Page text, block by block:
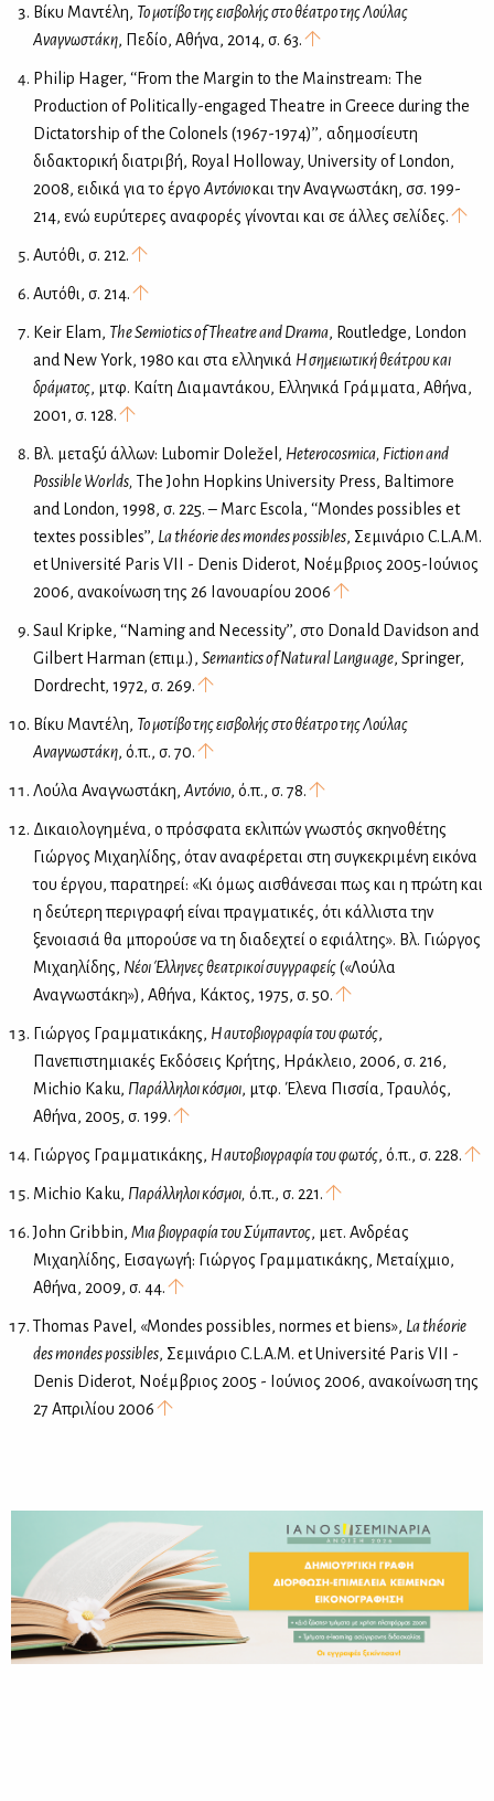
Βίκυ Μαντέλη, Το μοτίβο της εισβολής στο θέατρο της Λούλας
Αναγνωστάκη, Πεδίο, Αθήνα, 2014, σ. 63.
Philip Hager, ‘‘From the Margin to the Mainstream: The
Production of Politically-engaged Theatre in Greece during the
Dictatorship of the Colonels (1967-1974)’’, αδημοσίευτη
διδακτορική διατριβή, Royal Holloway, University of London,
2008, ειδικά για το έργο Αντόνιοκαι την Αναγνωστάκη, σσ. 199-
214, ενώ ευρύτερες αναφορές γίνονται και σε άλλες σελίδες.
Αυτόθι, σ. 212.
Αυτόθι, σ. 214.
Keir Elam, The Semiotics of Theatre and Drama, Routledge, London
and New York, 1980 και στα ελληνικά Η σημειωτική θεάτρου και
δράματος, μτφ. Καίτη Διαμαντάκου, Ελληνικά Γράμματα, Αθήνα,
2001, σ. 128.
Βλ. μεταξύ άλλων: Lubomir Doležel, Heterocosmica, Fiction and
Possible Worlds, The John Hopkins University Press, Baltimore
and London, 1998, σ. 225. – Marc Escola, ‘‘Mondes possibles et
textes possibles’’, La théorie des mondes possibles, Σεμινάριο C.L.A.M.
et Université Paris VII - Denis Diderot, Νοέμβριος 2005-Ιούνιος
2006, ανακοίνωση της 26 Ιανουαρίου 2006
Saul Kripke, ‘‘Naming and Necessity’’, στo Donald Davidson and
Gilbert Harman (επιμ.), Semantics of Natural Language, Springer,
Dordrecht, 1972, σ. 269.
Βίκυ Μαντέλη, Το μοτίβο της εισβολής στο θέατρο της Λούλας
Αναγνωστάκη, ό.π., σ. 70.
Λούλα Αναγνωστάκη, Αντόνιο, ό.π., σ. 78.
Δικαιολογημένα, ο πρόσφατα εκλιπών γνωστός σκηνοθέτης
Γιώργος Μιχαηλίδης, όταν αναφέρεται στη συγκεκριμένη εικόνα
του έργου, παρατηρεί: «Κι όμως αισθάνεσαι πως και η πρώτη και
η δεύτερη περιγραφή είναι πραγματικές, ότι κάλλιστα την
ξενοιασιά θα μπορούσε να τη διαδεχτεί ο εφιάλτης». Βλ. Γιώργος
Μιχαηλίδης, Νέοι Έλληνες θεατρικοί συγγραφείς(«Λούλα
Αναγνωστάκη»), Αθήνα, Κάκτος, 1975, σ. 50.
Γιώργος Γραμματικάκης, Η αυτοβιογραφία του φωτός,
Πανεπιστημιακές Εκδόσεις Κρήτης, Ηράκλειο, 2006, σ. 216,
Michio Kaku, Παράλληλοι κόσμοι, μτφ. Έλενα Πισσία, Τραυλός,
Αθήνα, 2005, σ. 199.
Γιώργος Γραμματικάκης, Η αυτοβιογραφία του φωτός, ό.π., σ. 228.
Michio Kaku, Παράλληλοι κόσμοι, ό.π., σ. 221.
John Gribbin, Μια βιογραφία του Σύμπαντος, μετ. Ανδρέας
Μιχαηλίδης, Εισαγωγή: Γιώργος Γραμματικάκης, Μεταίχμιο,
Αθήνα, 2009, σ. 44.
Τhomas Pavel, «Mondes possibles, normes et biens», La théorie
des mondes possibles, Σεμινάριο C.L.A.M. et Université Paris VII -
Denis Diderot, Νοέμβριος 2005 - Ιούνιος 2006, ανακοίνωση της
27 Απριλίου 2006